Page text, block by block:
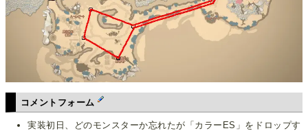
コメントフォーム
実装初日、どのモンスターか忘れたが「カラーES」をドロップす